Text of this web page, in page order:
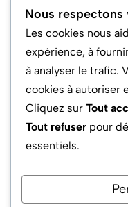
Son objectif :
à tous et offrir
concrètes pour
réussir dans
d’investissement.
Nous
Les cookies nous
expérience, à
à analyser le trafic.
cookies à autoriser
Cliquez sur Tout
Tout refuser pour
essentiels.